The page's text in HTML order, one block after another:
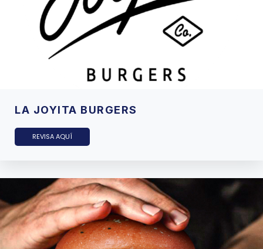
LA JOYITA BURGERS
REVISA AQUÍ